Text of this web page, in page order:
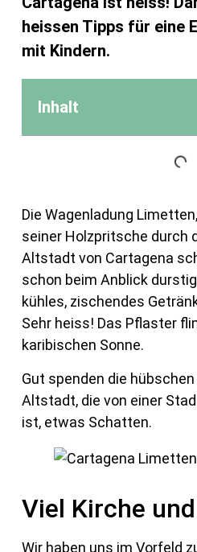
heissen Tipps für eine
mit Kindern.
Inhalt
Die Wagenladung
seiner Holzpritsche durch
Altstadt von Cartagena
schon beim Anblick
kühles, zischendes
Sehr heiss! Das Pflaster
karibischen Sonne.
Gut spenden die
Altstadt, die von einer
ist, etwas Schatten.
Viel Kirche
Wir haben uns im Vorfeld